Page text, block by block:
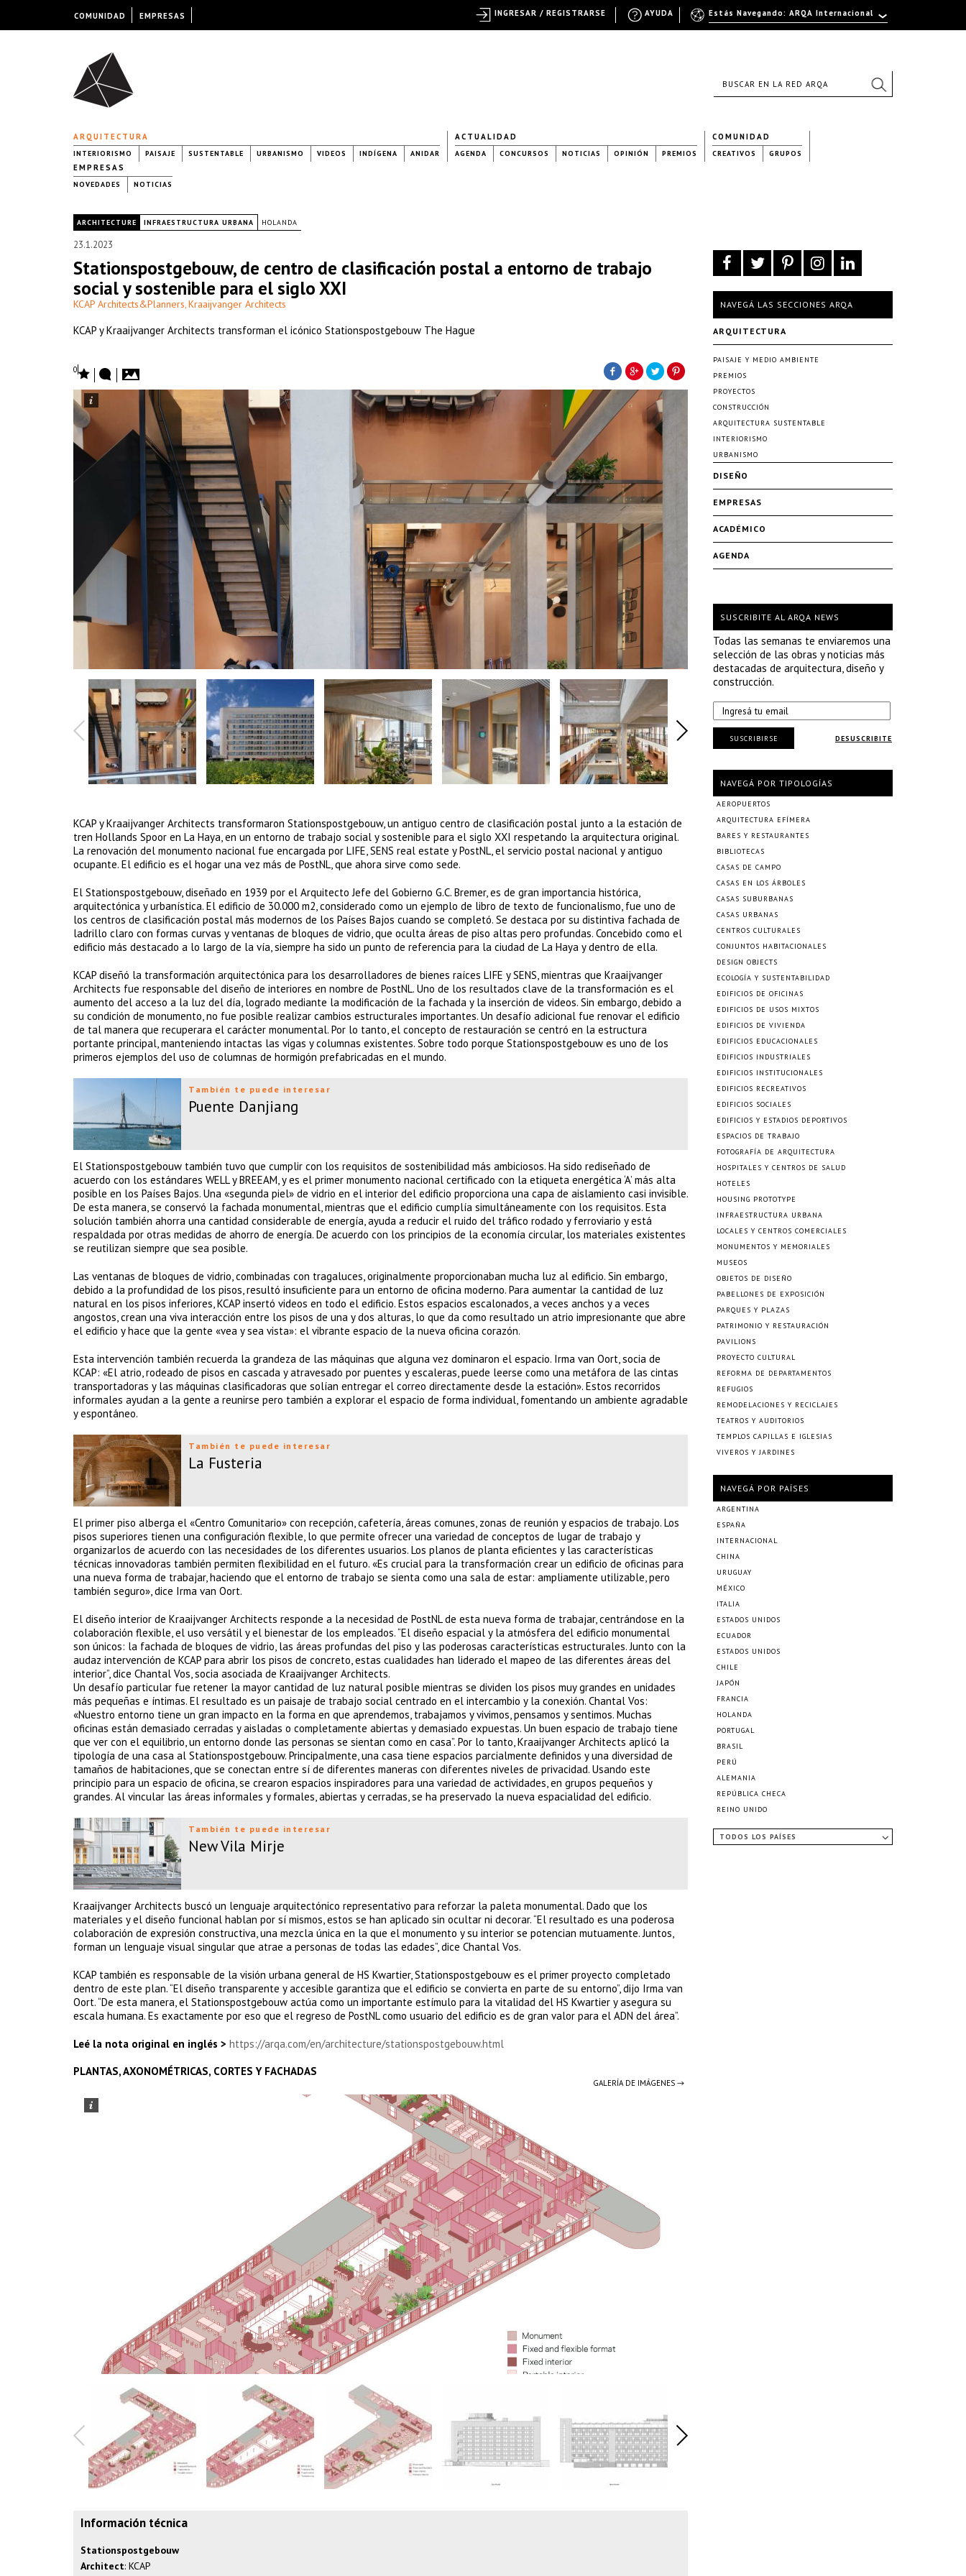
ARQUITECTURA
INTERIORISMO PAISAJE SUSTENTABLE URBANISMO VIDEOS INDÍGENA ANIDAR
ACTUALIDAD
AGENDA CONCURSOS NOTICIAS OPINIÓN PREMIOS
COMUNIDAD
CREATIVOS GRUPOS
EMPRESAS
NOVEDADES NOTICIAS
ARCHITECTURE INFRAESTRUCTURA URBANA HOLANDA
23.1.2023
Stationspostgebouw, de centro de clasificación postal a entorno de trabajo
social y sostenible para el siglo XXI
KCAP Architects&Planners, Kraaijvanger Architects
KCAP y Kraaijvanger Architects transforman el icónico Stationspostgebouw The Hague
0
KCAP y Kraaijvanger Architects transformaron Stationspostgebouw, un antiguo centro de clasificación postal junto a la estación de
tren Hollands Spoor en La Haya, en un entorno de trabajo social y sostenible para el siglo XXI respetando la arquitectura original.
La renovación del monumento nacional fue encargada por LIFE, SENS real estate y PostNL, el servicio postal nacional y antiguo
ocupante. El edificio es el hogar una vez más de PostNL, que ahora sirve como sede.
El Stationspostgebouw, diseñado en 1939 por el Arquitecto Jefe del Gobierno G.C. Bremer, es de gran importancia histórica,
arquitectónica y urbanística. El edificio de 30.000 m2, considerado como un ejemplo de libro de texto de funcionalismo, fue uno de
los centros de clasificación postal más modernos de los Países Bajos cuando se completó. Se destaca por su distintiva fachada de
ladrillo claro con formas curvas y ventanas de bloques de vidrio, que oculta áreas de piso altas pero profundas. Concebido como el
edificio más destacado a lo largo de la vía, siempre ha sido un punto de referencia para la ciudad de La Haya y dentro de ella.
KCAP diseñó la transformación arquitectónica para los desarrolladores de bienes raíces LIFE y SENS, mientras que Kraaijvanger
Architects fue responsable del diseño de interiores en nombre de PostNL. Uno de los resultados clave de la transformación es el
aumento del acceso a la luz del día, logrado mediante la modificación de la fachada y la inserción de videos. Sin embargo, debido a
su condición de monumento, no fue posible realizar cambios estructurales importantes. Un desafío adicional fue renovar el edificio
de tal manera que recuperara el carácter monumental. Por lo tanto, el concepto de restauración se centró en la estructura
portante principal, manteniendo intactas las vigas y columnas existentes. Sobre todo porque Stationspostgebouw es uno de los
primeros ejemplos del uso de columnas de hormigón prefabricadas en el mundo.
También te puede interesar
Puente Danjiang
El Stationspostgebouw también tuvo que cumplir con los requisitos de sostenibilidad más ambiciosos. Ha sido rediseñado de
acuerdo con los estándares WELL y BREEAM, y es el primer monumento nacional certificado con la etiqueta energética ‘A’ más alta
posible en los Países Bajos. Una «segunda piel» de vidrio en el interior del edificio proporciona una capa de aislamiento casi invisible.
De esta manera, se conservó la fachada monumental, mientras que el edificio cumplía simultáneamente con los requisitos. Esta
solución también ahorra una cantidad considerable de energía, ayuda a reducir el ruido del tráfico rodado y ferroviario y está
respaldada por otras medidas de ahorro de energía. De acuerdo con los principios de la economía circular, los materiales existentes
se reutilizan siempre que sea posible.
Las ventanas de bloques de vidrio, combinadas con tragaluces, originalmente proporcionaban mucha luz al edificio. Sin embargo,
debido a la profundidad de los pisos, resultó insuficiente para un entorno de oficina moderno. Para aumentar la cantidad de luz
natural en los pisos inferiores, KCAP insertó videos en todo el edificio. Estos espacios escalonados, a veces anchos y a veces
angostos, crean una viva interacción entre los pisos de una y dos alturas, lo que da como resultado un atrio impresionante que abre
el edificio y hace que la gente «vea y sea vista»: el vibrante espacio de la nueva oficina corazón.
Esta intervención también recuerda la grandeza de las máquinas que alguna vez dominaron el espacio. Irma van Oort, socia de
KCAP: «El atrio, rodeado de pisos en cascada y atravesado por puentes y escaleras, puede leerse como una metáfora de las cintas
transportadoras y las máquinas clasificadoras que solían entregar el correo directamente desde la estación». Estos recorridos
informales ayudan a la gente a reunirse pero también a explorar el espacio de forma individual, fomentando un ambiente agradable
y espontáneo.
También te puede interesar
La Fusteria
El primer piso alberga el «Centro Comunitario» con recepción, cafetería, áreas comunes, zonas de reunión y espacios de trabajo. Los
pisos superiores tienen una configuración flexible, lo que permite ofrecer una variedad de conceptos de lugar de trabajo y
organizarlos de acuerdo con las necesidades de los diferentes usuarios. Los planos de planta eficientes y las características
técnicas innovadoras también permiten flexibilidad en el futuro. «Es crucial para la transformación crear un edificio de oficinas para
una nueva forma de trabajar, haciendo que el entorno de trabajo se sienta como una sala de estar: ampliamente utilizable, pero
también seguro», dice Irma van Oort.
El diseño interior de Kraaijvanger Architects responde a la necesidad de PostNL de esta nueva forma de trabajar, centrándose en la
colaboración flexible, el uso versátil y el bienestar de los empleados. “El diseño espacial y la atmósfera del edificio monumental
son únicos: la fachada de bloques de vidrio, las áreas profundas del piso y las poderosas características estructurales. Junto con la
audaz intervención de KCAP para abrir los pisos de concreto, estas cualidades han liderado el mapeo de las diferentes áreas del
interior”, dice Chantal Vos, socia asociada de Kraaijvanger Architects.
Un desafío particular fue retener la mayor cantidad de luz natural posible mientras se dividen los pisos muy grandes en unidades
más pequeñas e íntimas. El resultado es un paisaje de trabajo social centrado en el intercambio y la conexión. Chantal Vos:
«Nuestro entorno tiene un gran impacto en la forma en que aprendemos, trabajamos y vivimos, pensamos y sentimos. Muchas
oficinas están demasiado cerradas y aisladas o completamente abiertas y demasiado expuestas. Un buen espacio de trabajo tiene
que ver con el equilibrio, un entorno donde las personas se sientan como en casa”. Por lo tanto, Kraaijvanger Architects aplicó la
tipología de una casa al Stationspostgebouw. Principalmente, una casa tiene espacios parcialmente definidos y una diversidad de
tamaños de habitaciones, que se conectan entre sí de diferentes maneras con diferentes niveles de privacidad. Usando este
principio para un espacio de oficina, se crearon espacios inspiradores para una variedad de actividades, en grupos pequeños y
grandes. Al vincular las áreas informales y formales, abiertas y cerradas, se ha preservado la nueva espacialidad del edificio.
También te puede interesar
New Vila Mirje
Kraaijvanger Architects buscó un lenguaje arquitectónico representativo para reforzar la paleta monumental. Dado que los
materiales y el diseño funcional hablan por sí mismos, estos se han aplicado sin ocultar ni decorar. “El resultado es una poderosa
colaboración de expresión constructiva, una mezcla única en la que el monumento y su interior se potencian mutuamente. Juntos,
forman un lenguaje visual singular que atrae a personas de todas las edades”, dice Chantal Vos.
KCAP también es responsable de la visión urbana general de HS Kwartier, Stationspostgebouw es el primer proyecto completado
dentro de este plan. “El diseño transparente y accesible garantiza que el edificio se convierta en parte de su entorno”, dijo Irma van
Oort. “De esta manera, el Stationspostgebouw actúa como un importante estímulo para la vitalidad del HS Kwartier y asegura su
escala humana. Es exactamente por eso que el regreso de PostNL como usuario del edificio es de gran valor para el ADN del área”.
Leé la nota original en inglés > https://arqa.com/en/architecture/stationspostgebouw.html
PLANTAS, AXONOMÉTRICAS, CORTES Y FACHADAS
GALERÍA DE IMÁGENES →
Información técnica
Stationspostgebouw
Architect: KCAP
NAVEGÁ LAS SECCIONES ARQA
ARQUITECTURA
PAISAJE Y MEDIO AMBIENTE
PREMIOS
PROYECTOS
CONSTRUCCIÓN
ARQUITECTURA SUSTENTABLE
INTERIORISMO
URBANISMO
DISEÑO
EMPRESAS
ACADÉMICO
AGENDA
SUSCRIBITE AL ARQA NEWS
Todas las semanas te enviaremos una
selección de las obras y noticias más
destacadas de arquitectura, diseño y
construcción.
DESUSCRIBITE
SUSCRIBIRSE
NAVEGÁ POR TIPOLOGÍAS
AEROPUERTOS
ARQUITECTURA EFÍMERA
BARES Y RESTAURANTES
BIBLIOTECAS
CASAS DE CAMPO
CASAS EN LOS ÁRBOLES
CASAS SUBURBANAS
CASAS URBANAS
CENTROS CULTURALES
CONJUNTOS HABITACIONALES
DESIGN OBJECTS
ECOLOGÍA Y SUSTENTABILIDAD
EDIFICIOS DE OFICINAS
EDIFICIOS DE USOS MIXTOS
EDIFICIOS DE VIVIENDA
EDIFICIOS EDUCACIONALES
EDIFICIOS INDUSTRIALES
EDIFICIOS INSTITUCIONALES
EDIFICIOS RECREATIVOS
EDIFICIOS SOCIALES
EDIFICIOS Y ESTADIOS DEPORTIVOS
ESPACIOS DE TRABAJO
FOTOGRAFÍA DE ARQUITECTURA
HOSPITALES Y CENTROS DE SALUD
HOTELES
HOUSING PROTOTYPE
INFRAESTRUCTURA URBANA
LOCALES Y CENTROS COMERCIALES
MONUMENTOS Y MEMORIALES
MUSEOS
OBJETOS DE DISEÑO
PABELLONES DE EXPOSICIÓN
PARQUES Y PLAZAS
PATRIMONIO Y RESTAURACIÓN
PAVILIONS
PROYECTO CULTURAL
REFORMA DE DEPARTAMENTOS
REFUGIOS
REMODELACIONES Y RECICLAJES
TEATROS Y AUDITORIOS
TEMPLOS CAPILLAS E IGLESIAS
VIVEROS Y JARDINES
NAVEGÁ POR PAÍSES
ARGENTINA
ESPAÑA
INTERNACIONAL
CHINA
URUGUAY
MÉXICO
ITALIA
ESTADOS UNIDOS
ECUADOR
ESTADOS UNIDOS
CHILE
JAPÓN
FRANCIA
HOLANDA
PORTUGAL
BRASIL
PERÚ
ALEMANIA
REPÚBLICA CHECA
REINO UNIDO
TODOS LOS PAÍSES
COMUNIDAD EMPRESAS Estás Navegando: ARQA Internacional
AYUDA
INGRESAR / REGISTRARSE